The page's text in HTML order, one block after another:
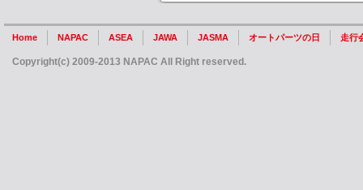
Home NAPAC ASEA JAWA JASMA オートパーツの日 走行
Copyright(c) 2009-2013 NAPAC All Right reserved.